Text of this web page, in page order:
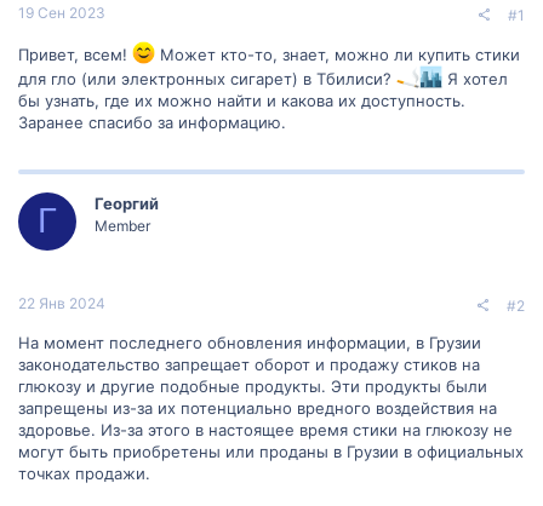
19 Сен 2023 #1
Привет, всем!
Может кто-то, знает, можно ли купить стики
для гло (или электронных сигарет) в Тбилиси?
Я хотел
бы узнать, где их можно найти и какова их доступность.
Заранее спасибо за информацию.
Г Георгий
Member
22 Янв 2024 #2
На момент последнего обновления информации, в Грузии
законодательство запрещает оборот и продажу стиков на
глюкозу и другие подобные продукты. Эти продукты были
запрещены из-за их потенциально вредного воздействия на
здоровье. Из-за этого в настоящее время стики на глюкозу не
могут быть приобретены или проданы в Грузии в официальных
точках продажи.